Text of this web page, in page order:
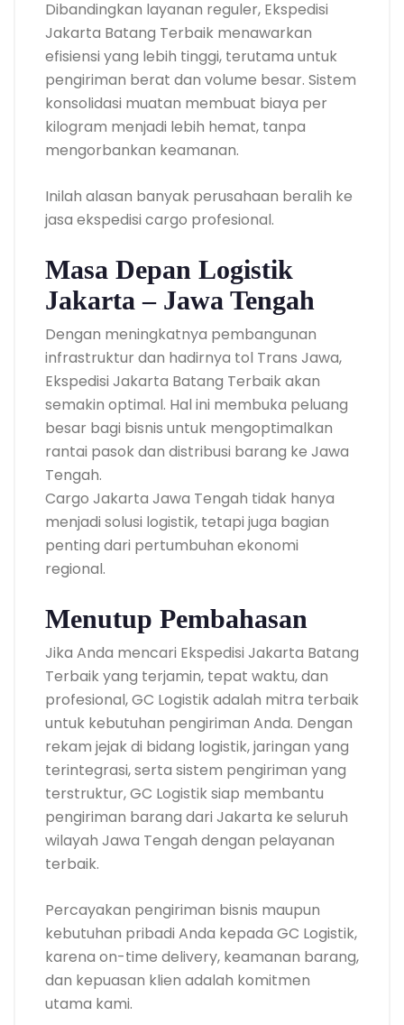
Dibandingkan layanan reguler, Ekspedisi
Jakarta Batang Terbaik menawarkan
efisiensi yang lebih tinggi, terutama untuk
pengiriman berat dan volume besar. Sistem
konsolidasi muatan membuat biaya per
kilogram menjadi lebih hemat, tanpa
mengorbankan keamanan.
Inilah alasan banyak perusahaan beralih ke
jasa ekspedisi cargo profesional.
Masa Depan Logistik
Jakarta – Jawa Tengah
Dengan meningkatnya pembangunan
infrastruktur dan hadirnya tol Trans Jawa,
Ekspedisi Jakarta Batang Terbaik akan
semakin optimal. Hal ini membuka peluang
besar bagi bisnis untuk mengoptimalkan
rantai pasok dan distribusi barang ke Jawa
Tengah.
Cargo Jakarta Jawa Tengah tidak hanya
menjadi solusi logistik, tetapi juga bagian
penting dari pertumbuhan ekonomi
regional.
Menutup Pembahasan
Jika Anda mencari Ekspedisi Jakarta Batang
Terbaik yang terjamin, tepat waktu, dan
profesional, GC Logistik adalah mitra terbaik
untuk kebutuhan pengiriman Anda. Dengan
rekam jejak di bidang logistik, jaringan yang
terintegrasi, serta sistem pengiriman yang
terstruktur, GC Logistik siap membantu
pengiriman barang dari Jakarta ke seluruh
wilayah Jawa Tengah dengan pelayanan
terbaik.
Percayakan pengiriman bisnis maupun
kebutuhan pribadi Anda kepada GC Logistik,
karena on-time delivery, keamanan barang,
dan kepuasan klien adalah komitmen
utama kami.